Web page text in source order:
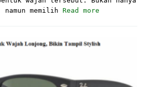
memilih Read more